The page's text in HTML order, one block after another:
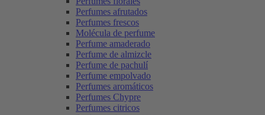
Perfumes afrutados
Perfumes frescos
Molécula de perfume
Perfume amaderado
Perfume de almizcle
Perfume de pachulí
Perfume empolvado
Perfumes aromáticos
Perfumes Chypre
Perfumes citricos